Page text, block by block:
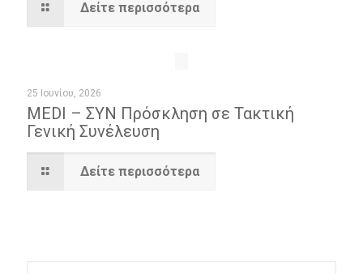
Δείτε περισσότερα
25 Ιουνίου, 2026
MEDI – ΣΥΝ Πρόσκληση σε Τακτική
Γενική Συνέλευση
Δείτε περισσότερα